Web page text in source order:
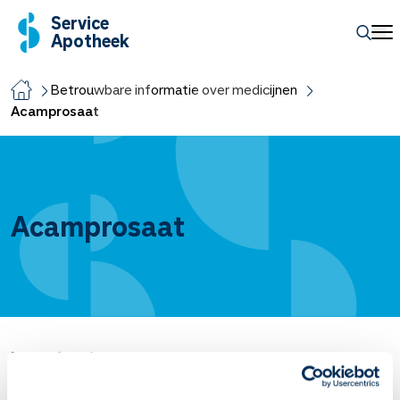
Service
Apotheek
Betrouwbare informatie over medicijnen
Acamprosaat
Acamprosaat
Introductie